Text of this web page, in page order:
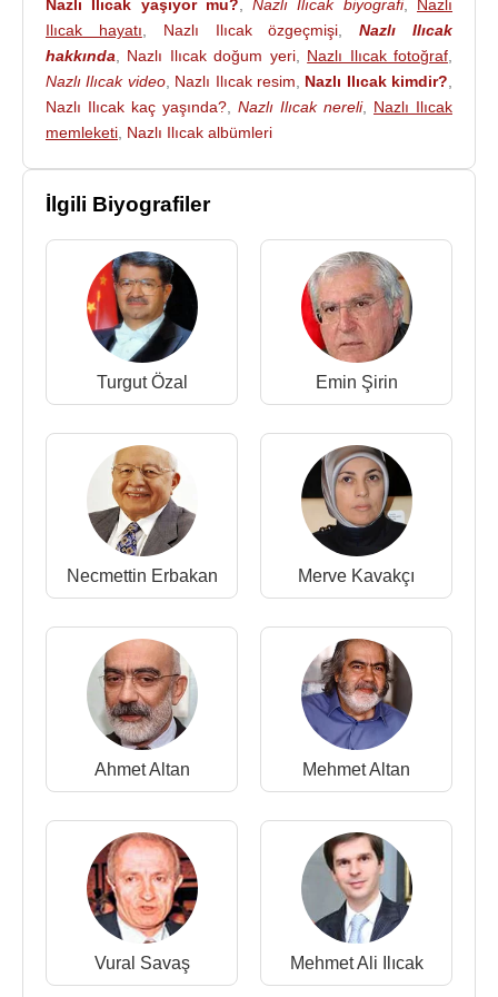
2016'daki darbe girişimini önceden bildikleri
iddiasıyla yargılanan gazetecilerAhmet Altan,
Nazlı Ilıcakile akademisyenMehmet Altan
hakkında İstanbul 26. Ağır Ceza Mahkemesi’nde
görülen davada “Anayasayı ihlal” suçundan 16
Mahkemesi 2. Ceza Dairesi, İstanbul 26. Ağır Ceza
Mahkemesince verilen ağırlaştırılmış müebbet
hapis cezalarına ilişkin istinaf başvurularını
inceledi. Anayasa Mahkemesi'nin Kuruluş ve
Yargılama Usulleri Hakkındaki Kanun gereğince
hak ihlali tespit edildiğinde bunun ortadan
olduğu da belirtildi. Tutanakta, bu gerekçelerle
tutuklu sanıkMehmet Altan
'ın tahliye edilmesine
karar verildiği belirtildi. Sanıklar
Ahmet Altan,Nazlı
, Fevzi Yazıcı Yakup ŞimşekveŞükrü
Tuğrul Özşengül
'ün ise tutukluluk hallerinin
devamına hükmedilirken, 21 Eylül tarihine duruşma
2 Ekim 2018 tarihinde İstinaf Mahkemesi;
Ilıcak ,Ahmet Altan Mehmet Altan
'ın da
aralarında bulunduğu 6 sanığa, yerel mahkemece
verilen, ağırlaştırılmış müebbet hapis cezasını
,Mehmet Altan Nazlı Ilıcak'a verilen
ağırlaştırılmış müebbet hapis cezasını bozdu.
Yargıtay, FETÖ'nün darbe çağrışımı davasında
Mehmet Altan'ın, yeterli ve inandırıcı delil
bulunmadığından beraatine karar verilmesine
hükmederken,
Ahmet Altan
'ın
Nazlı Ilıcak yaşıyor mu? ,Nazlı Ilıcak biyografi, Nazlı
Ilıcak hayatı
Nazlı Ilıcak özgeçmişi ,Nazlı Ilıcak
hakkında
Nazlı Ilıcak doğum yeri, Nazlı Ilıcak fotoğraf
Nazlı Ilıcak video, Nazlı Ilıcak resim Nazlı Ilıcak kimdir?
Nazlı Ilıcak kaç yaşında?
Nazlı Ilıcak nereli, Nazlı Ilıcak
memleketi Nazlı Ilıcak albümleri
İlgili Biyografiler
Turgut Özal Emin Şirin
Necmettin Erbakan Merve Kavakçı
Ahmet Altan Mehmet Altan
Vural Savaş Mehmet Ali Ilıcak